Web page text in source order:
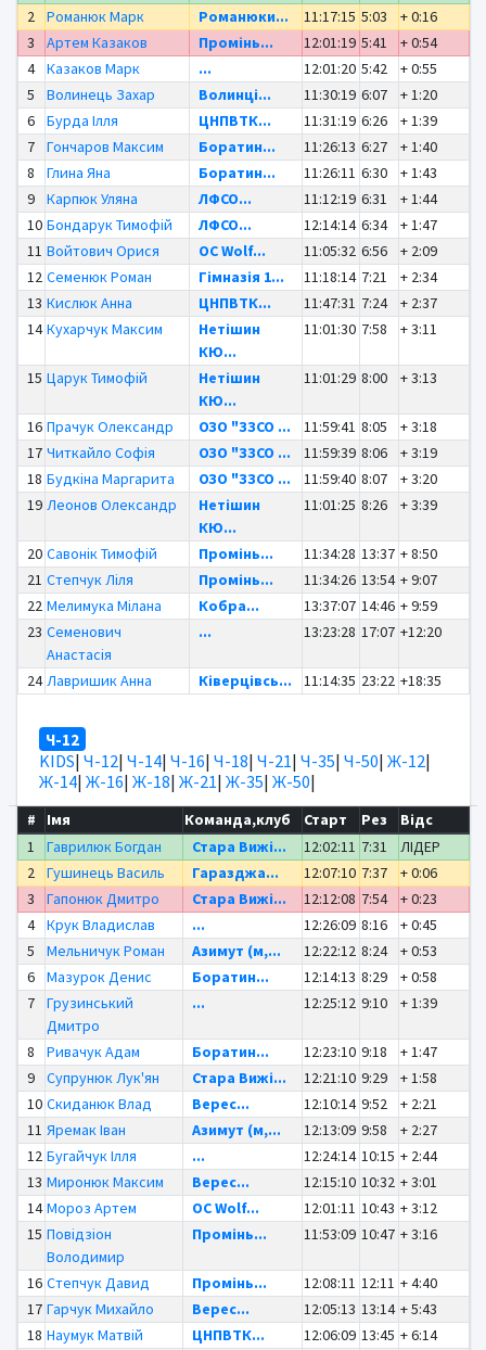
2
Романюк Марк Романюки... 11:17:15 5:03
+ 0:16
3
Артем Казаков Промінь... 12:01:19 5:41
+ 0:54
4
Казаков Марк ... 12:01:20 5:42
+ 0:55
5
Волинець Захар Волинці... 11:30:19 6:07
+ 1:20
6
Бурда Ілля ЦНПВТК... 11:31:19 6:26
+ 1:39
7
Гончаров Максим Боратин... 11:26:13 6:27
+ 1:40
8
Глина Яна Боратин... 11:26:11 6:30
+ 1:43
9
Карпюк Уляна ЛФСО... 11:12:19 6:31
+ 1:44
10 Бондарук Тимофій ЛФСО... 12:14:14 6:34
+ 1:47
11 Войтович Орися OC Wolf... 11:05:32 6:56
+ 2:09
12 Семенюк Роман Гімназія 1... 11:18:14 7:21
+ 2:34
13 Кислюк Анна ЦНПВТК... 11:47:31 7:24
+ 2:37
14 Кухарчук Максим
Нетішин
КЮ...
11:01:30 7:58 + 3:11
15 Царук Тимофій
Нетішин
КЮ...
11:01:29 8:00 + 3:13
16 Прачук Олександр ОЗО "ЗЗСО ... 11:59:41 8:05
+ 3:18
17 Читкайло Софія ОЗО "ЗЗСО ... 11:59:39 8:06
+ 3:19
18 Будкіна Маргарита ОЗО "ЗЗСО ... 11:59:40 8:07
+ 3:20
19 Леонов Олександр
Нетішин
КЮ...
11:01:25 8:26 + 3:39
20 Савонік Тимофій Промінь... 11:34:28 13:37 + 8:50
21 Степчук Ліля Промінь... 11:34:26 13:54 + 9:07
22 Мелимука Мілана Кобра... 13:37:07 14:46 + 9:59
23 Семенович
Анастасія
... 13:23:28 17:07 +12:20
24 Лавришик Анна Ківерцівсь... 11:14:35 23:22 +18:35
Ч-12
KIDS| Ч-12| Ч-14| Ч-16| Ч-18| Ч-21| Ч-35| Ч-50| Ж-12|
Ж-14| Ж-16| Ж-18| Ж-21| Ж-35| Ж-50|
# Імя Команда,клуб Старт Рез
Відс
1
Гаврилюк Богдан Стара Вижі... 12:02:11 7:31
ЛІДЕР
2
Гушинець Василь Гаразджа... 12:07:10 7:37
+ 0:06
3
Гапонюк Дмитро Стара Вижі... 12:12:08 7:54
+ 0:23
4
Крук Владислав ... 12:26:09 8:16
+ 0:45
5
Мельничук Роман Азимут (м,... 12:22:12 8:24
+ 0:53
6
Мазурок Денис Боратин... 12:14:13 8:29
+ 0:58
7
Грузинський
Дмитро
... 12:25:12 9:10 + 1:39
8 Ривачук Адам Боратин... 12:23:10 9:18
+ 1:47
9
Супрунюк Лук'ян Стара Вижі... 12:21:10 9:29
+ 1:58
10 Скиданюк Влад Верес... 12:10:14 9:52
+ 2:21
11 Яремак Іван Азимут (м,... 12:13:09 9:58
+ 2:27
12 Бугайчук Ілля ... 12:24:14 10:15 + 2:44
13 Миронюк Максим Верес... 12:15:10 10:32 + 3:01
14 Мороз Артем OC Wolf... 12:01:11 10:43 + 3:12
15 Повідзіон
Володимир
Промінь... 11:53:09 10:47 + 3:16
16 Степчук Давид Промінь... 12:08:11 12:11 + 4:40
17 Гарчук Михайло Верес... 12:05:13 13:14 + 5:43
18 Наумук Матвій ЦНПВТК... 12:06:09 13:45 + 6:14